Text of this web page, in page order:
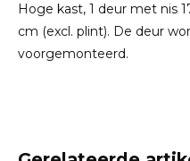
Hoge kast, 1 deur met nis
cm (excl. plint). De deur
voorgemonteerd.